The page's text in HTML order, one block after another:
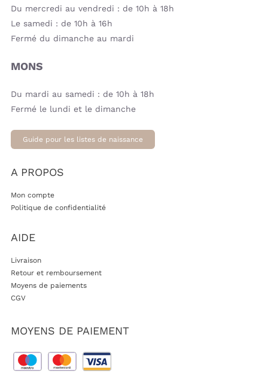
Du mercredi au vendredi : de 10h à 18h
Le samedi : de 10h à 16h
Fermé du dimanche au mardi
MONS
Du mardi au samedi : de 10h à 18h
Fermé le lundi et le dimanche
Guide pour les listes de naissance
A PROPOS
Mon compte
Politique de confidentialité
AIDE
Livraison
Retour et remboursement
Moyens de paiements
CGV
MOYENS DE PAIEMENT